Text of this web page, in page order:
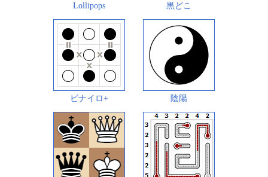
Lollipops 黒どこ
ビナイロ+ 陰陽